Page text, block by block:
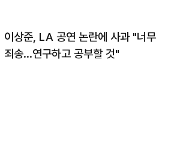
이상준, LA 공연 논란에 사과 "너무
죄송…연구하고 공부할 것"